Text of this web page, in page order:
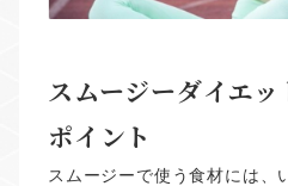
スムージーダイエ
ポイント
スムージーで使う食材には、